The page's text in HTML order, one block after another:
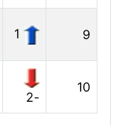
مدونة
عاملة
مدونة
عاملة
9
1
10
-2